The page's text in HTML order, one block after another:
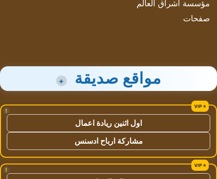
مؤسسة اشراق العالم
صفحات
مواقع صديقة +
!
اول اثنين ريادة اعمال
مشاركة ارباح ادسنس
!